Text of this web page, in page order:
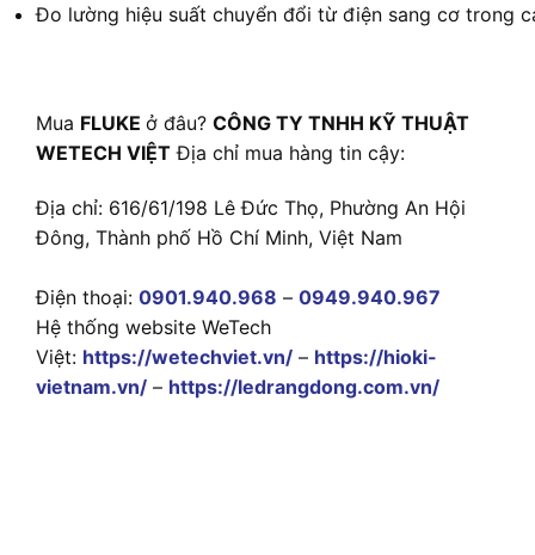
Đo lường hiệu suất chuyển đổi từ điện sang cơ trong
Mua FLUKE ở đâu? CÔNG TY TNHH KỸ THUẬT
WETECH VIỆT Địa chỉ mua hàng tin cậy:
Địa chỉ: 616/61/198 Lê Đức Thọ, Phường An Hội
Đông, Thành phố Hồ Chí Minh, Việt Nam
Điện thoại: 0901.940.968 – 0949.940.967
Hệ thống website WeTech
Việt: https://wetechviet.vn/ – https://hioki-
vietnam.vn/ – https://ledrangdong.com.vn/